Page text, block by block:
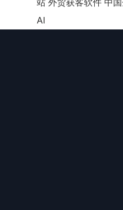
站 外贸获客软件 中
AI